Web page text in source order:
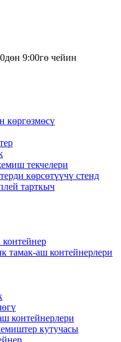
9:00гө чейин
текчелери
көрсөтүүчү стенд
тарткыч
тамак-аш контейнерлери
контейнерлери
кутучасы